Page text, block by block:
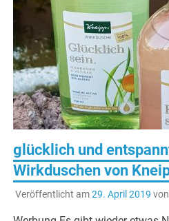
glücklich und
Wirkduschen von
Veröffentlicht am29. April 2019 von